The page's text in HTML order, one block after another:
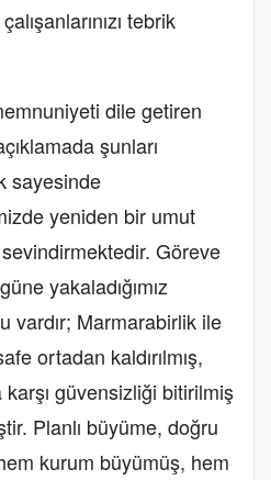
tebrik
dile getiren
şunları
sayesinde
yeniden bir umut
Göreve
yakaladığımız
vardır; Marmarabirlik ile
ortadan kaldırılmış,
karşı güvensizliği bitirilmiş
Planlı büyüme, doğru
kurum büyümüş, hem